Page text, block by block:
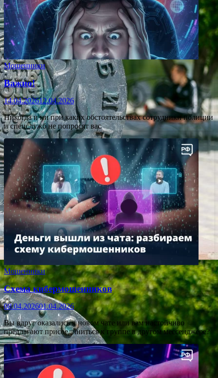
Мошенники
Важно!
14.04.202612.04.2026
Никогда и ни при каких обстоятельствах сотрудники полиции
и спецслужб не попросят вас
Мошенники
Схема кибермошенников
08.04.202601.04.2026
Вы вдруг оказались в новом чате или вам настойчиво
предлагают присоединиться к группе в другом мессенджере?